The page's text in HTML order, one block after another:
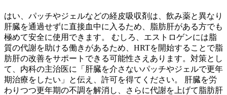
はい、パッチやジェルなどの経皮吸収剤は、飲み薬と異なり
肝臓を通過せずに直接血中に入るため、脂肪肝がある方でも
極めて安全に使用できます。 むしろ、 エストロゲンには脂
質の代謝を助ける働きがあるため、 HRTを開始することで脂
肪肝の改善をサポートできる可能性さえあります。対策とし
て、内科の主治医に「肝臓を介さないパッチやジェルで更年
期治療をしたい」と伝え、許可を得てください。 肝臓を労
わりつつ更年期の不調を解消し、さらに代謝を上げて脂肪肝